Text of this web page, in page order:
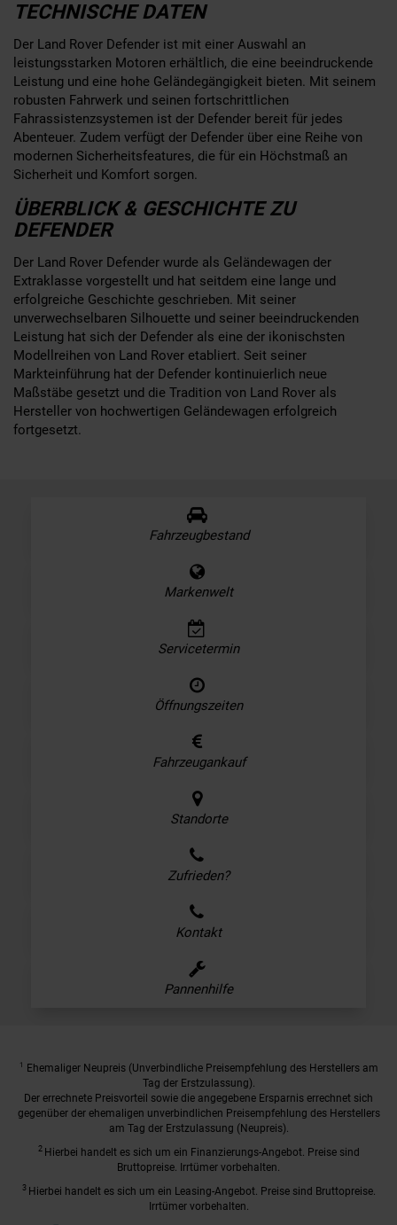
TECHNISCHE DATEN
Der Land Rover Defender ist mit einer Auswahl an
leistungsstarken Motoren erhältlich, die eine beeindruckende
Leistung und eine hohe Geländegängigkeit bieten. Mit seinem
robusten Fahrwerk und seinen fortschrittlichen
Fahrassistenzsystemen ist der Defender bereit für jedes
Abenteuer. Zudem verfügt der Defender über eine Reihe von
modernen Sicherheitsfeatures, die für ein Höchstmaß an
Sicherheit und Komfort sorgen.
ÜBERBLICK & GESCHICHTE ZU
DEFENDER
Der Land Rover Defender wurde als Geländewagen der
Extraklasse vorgestellt und hat seitdem eine lange und
erfolgreiche Geschichte geschrieben. Mit seiner
unverwechselbaren Silhouette und seiner beeindruckenden
Leistung hat sich der Defender als eine der ikonischsten
Modellreihen von Land Rover etabliert. Seit seiner
Markteinführung hat der Defender kontinuierlich neue
Maßstäbe gesetzt und die Tradition von Land Rover als
Hersteller von hochwertigen Geländewagen erfolgreich
fortgesetzt.
Fahrzeugbestand
Markenwelt
Servicetermin
Öffnungszeiten
Fahrzeugankauf
Standorte
Zufrieden?
Kontakt
Pannenhilfe
1
Ehemaliger Neupreis (Unverbindliche Preisempfehlung des Herstellers am
Tag der Erstzulassung).
Der errechnete Preisvorteil sowie die angegebene Ersparnis errechnet sich
gegenüber der ehemaligen unverbindlichen Preisempfehlung des Herstellers
am Tag der Erstzulassung (Neupreis).
2 Hierbei handelt es sich um ein Finanzierungs-Angebot. Preise sind
Bruttopreise. Irrtümer vorbehalten.
3 Hierbei handelt es sich um ein Leasing-Angebot. Preise sind Bruttopreise.
Irrtümer vorbehalten.